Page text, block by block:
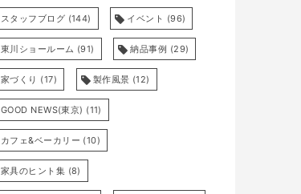
スタッフブログ (144) イベント (96)
東川ショールーム (91) 納品事例 (29)
家づくり (17) 製作風景 (12)
GOOD NEWS(東京) (11)
カフェ&ベーカリー (10)
家具のヒント集 (8)